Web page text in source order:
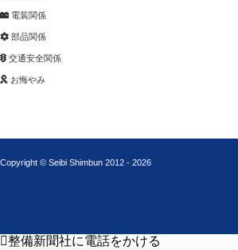
電装関係
部品関係
交通安全関係
お悔やみ
Copyright © Seibi Shimbun 2012 - 2026
整備新聞社に電話をかける